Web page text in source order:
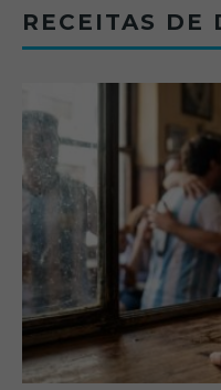
RECEITAS DE